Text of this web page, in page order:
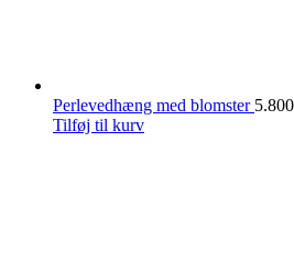
Perlevedhæng med blomster 5.800
Tilføj til kurv